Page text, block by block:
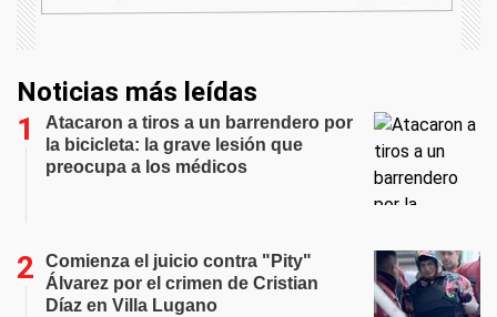
Noticias más leídas
Atacaron a tiros a un barrendero por
la bicicleta: la grave lesión que
preocupa a los médicos
Comienza el juicio contra "Pity"
Álvarez por el crimen de Cristian
Díaz en Villa Lugano